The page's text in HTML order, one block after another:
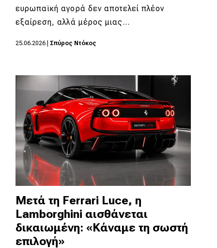
Τεχνολογία
Ασφάλεια
Αγορά
Test Drive
Δοκιμή
Αποστολή
Συγκρίνουμε
Αγώνες
Formula 1
WRC
ευρωπαϊκή αγορά δεν αποτελεί πλέον
εξαίρεση, αλλά μέρος μιας…
25.06.2026 Σπύρος Ντόκος
Μετά τη Ferrari Luce, η
Lamborghini αισθάνεται
δικαιωμένη: «Κάναμε τη σωστή
επιλογή»